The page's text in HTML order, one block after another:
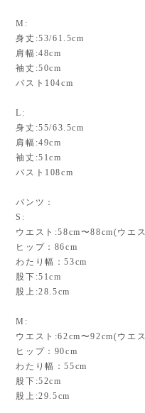
M:
身丈:53/61.5cm
肩幅:48cm
袖丈:50cm
バスト104cm
L:
身丈:55/63.5cm
肩幅:49cm
袖丈:51cm
バスト108cm
パンツ：
S:
ウエスト:58cm〜88cm(ウエ
ヒップ：86cm
わたり幅：53cm
股下:51cm
股上:28.5cm
M:
ウエスト:62cm〜92cm(ウエ
ヒップ：90cm
わたり幅：55cm
股下:52cm
股上:29.5cm